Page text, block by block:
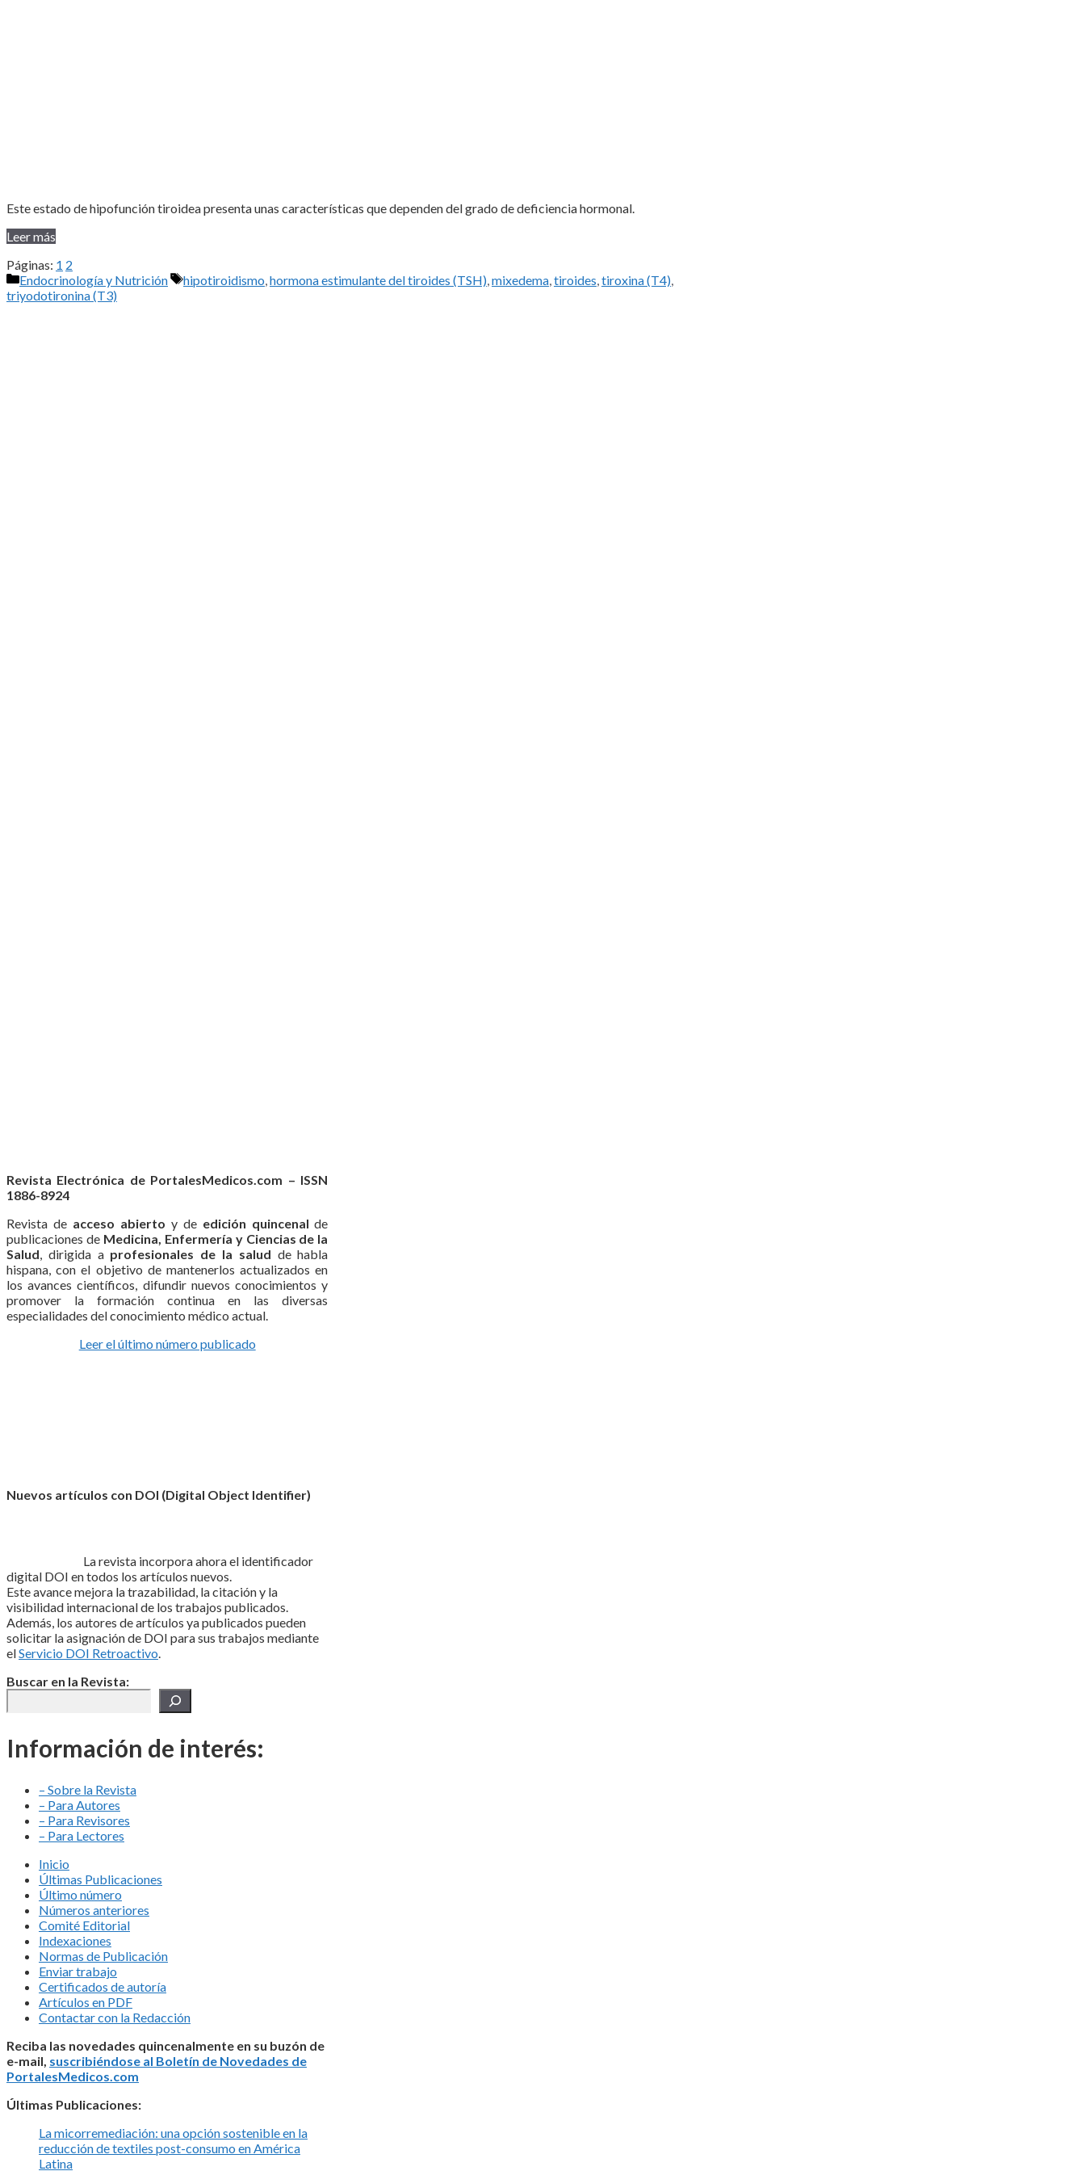
Este estado de hipofunción tiroidea presenta unas características que dependen del grado de deficiencia hormonal.
Leer más
Páginas: 1 2
Categorías
Endocrinología y Nutrición Etiquetas
hipotiroidismo hormona estimulante del tiroides (TSH) mixedema tiroides tiroxina (T4)
triyodotironina (T3)
Revista Electrónica de PortalesMedicos.com – ISSN
1886-8924
Revista de acceso abierto y de edición quincenal de
publicaciones de Medicina, Enfermería y Ciencias de la
Salud , dirigida a profesionales de la salud de habla
hispana, con el objetivo de mantenerlos actualizados en
los avances científicos, difundir nuevos conocimientos y
promover la formación continua en las diversas
especialidades del conocimiento médico actual.
Leer el último número publicado
Nuevos artículos con DOI (Digital Object Identifier)
La revista incorpora ahora el identificador
digital DOI en todos los artículos nuevos.
Este avance mejora la trazabilidad, la citación y la
visibilidad internacional de los trabajos publicados.
Además, los autores de artículos ya publicados pueden
solicitar la asignación de DOI para sus trabajos mediante
elServicio DOI Retroactivo
Buscar en la Revista:
Información de interés:
– Sobre la Revista
– Para Autores
– Para Revisores
– Para Lectores
Inicio
Últimas Publicaciones
Último número
Números anteriores
Comité Editorial
Indexaciones
Normas de Publicación
Enviar trabajo
Certificados de autoría
Artículos en PDF
Contactar con la Redacción
Reciba las novedades quincenalmente en su buzón de
e-mail, suscribiéndose al Boletín de Novedades de
PortalesMedicos.com
Últimas Publicaciones:
La micorremediación: una opción sostenible en la
reducción de textiles post-consumo en América
Latina